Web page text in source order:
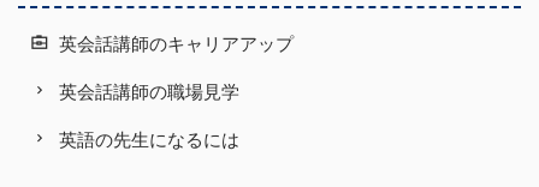
英会話講師のキャリアアップ
英会話講師の職場見学
英語の先生になるには